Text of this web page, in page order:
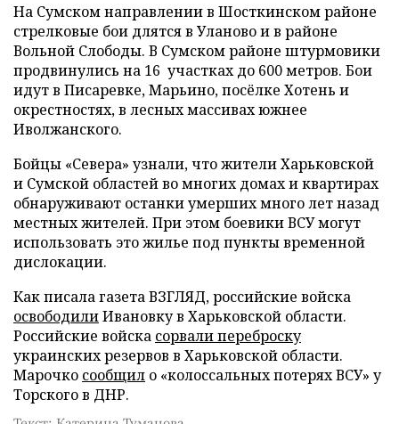
На Сумском направлении в Шосткинском районе
стрелковые бои длятся в Уланово и в районе
Вольной Слободы. В Сумском районе штурмовики
продвинулись на 16 участках до 600 метров. Бои
идут в Писаревке, Марьино, посёлке Хотень и
окрестностях, в лесных массивах южнее
Иволжанского.
Бойцы «Севера» узнали, что жители Харьковской
и Сумской областей во многих домах и квартирах
обнаруживают останки умерших много лет назад
местных жителей. При этом боевики ВСУ могут
использовать это жилье под пункты временной
дислокации.
Как писала газета ВЗГЛЯД, российские войска
освободилиИвановку в Харьковской области.
Российские войска сорвали переброску
украинских резервов в Харьковской области.
Марочко сообщил о «колоссальных потерях ВСУ» у
Торского в ДНР.